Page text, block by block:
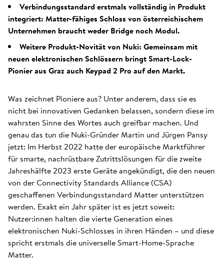
Verbindungsstandard erstmals vollständig in Produkt
integriert: Matter-fähiges Schloss von österreichischem
Unternehmen braucht weder Bridge noch Modul.
Weitere Produkt-Novität von Nuki: Gemeinsam mit
neuen elektronischen Schlössern bringt Smart-Lock-
Pionier aus Graz auch Keypad 2 Pro auf den Markt.
Was zeichnet Pioniere aus? Unter anderem, dass sie es
nicht bei innovativen Gedanken belassen, sondern diese im
wahrsten Sinne des Wortes auch greifbar machen. Und
genau das tun die Nuki-Gründer Martin und Jürgen Pansy
jetzt: Im Herbst 2022 hatte der europäische Marktführer
für smarte, nachrüstbare Zutrittslösungen für die zweite
Jahreshälfte 2023 erste Geräte angekündigt, die den neuen
von der Connectivity Standards Alliance (CSA)
geschaffenen Verbindungsstandard Matter unterstützen
werden. Exakt ein Jahr später ist es jetzt soweit:
Nutzer:innen halten die vierte Generation eines
elektronischen Nuki-Schlosses in ihren Händen – und diese
spricht erstmals die universelle Smart-Home-Sprache
Matter.